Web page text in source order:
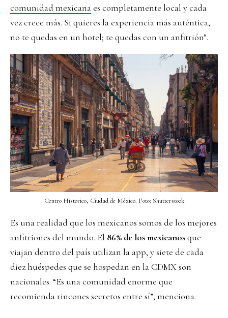
comunidad mexicanaes completamente local y cada
vez crece más. Si quieres la experiencia más auténtica,
no te quedas en un hotel; te quedas con un anfitrión”.
Centro Historico, Ciudad de México. Foto: Shutterstock
Es una realidad que los mexicanos somos de los mejores
anfitriones del mundo. El 86% de los mexicanosque
viajan dentro del país utilizan la app, y siete de cada
diez huéspedes que se hospedan en la CDMX son
nacionales. “Es una comunidad enorme que
recomienda rincones secretos entre sí”, menciona.